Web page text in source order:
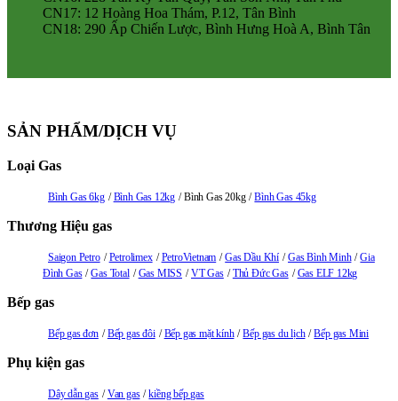
CN17: 12 Hoàng Hoa Thám, P.12, Tân Bình
CN18: 290 Ấp Chiến Lược, Bình Hưng Hoà A, Bình Tân
SẢN PHẨM/DỊCH VỤ
Loại Gas
Bình Gas 6kg Bình Gas 12kg Bình Gas 20kg Bình Gas 45kg
Thương Hiệu gas
Saigon Petro Petrolimex PetroVietnam Gas Dầu Khí Gas Bình Minh
Gia
Đình Gas
Gas Total Gas MISS VT Gas Thủ Đức Gas Gas ELF 12kg
Bếp gas
Bếp gas đơn Bếp gas đôi Bếp gas mặt kính Bếp gas du lịch Bếp gas Mini
Phụ kiện gas
Dây dẫn gas Van gas kiềng bếp gas